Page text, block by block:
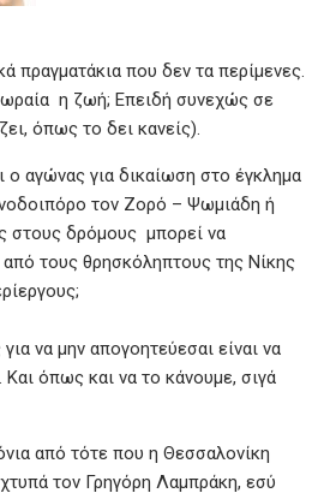
πραγματάκια που δεν τα περίμενες.
ωραία η ζωή; Επειδή συνεχώς σε
όπως το δει κανείς).
ο αγώνας για δικαίωση στο έγκλημα
τον Ζορό – Ψωμιάδη ή
στους δρόμους μπορεί να
τους θρησκόληπτους της Νίκης
να μην απογοητεύεσαι είναι να
όπως και να το κάνουμε, σιγά
από τότε που η Θεσσαλονίκη
τον Γρηγόρη Λαμπράκη, εσύ